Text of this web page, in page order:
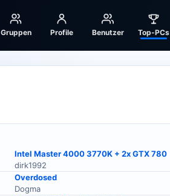
Gruppen Profile Benutzer Top-PCs
Intel Master 4000 3770K + 2x GTX 780
dirk1992
Overdosed
Dogma